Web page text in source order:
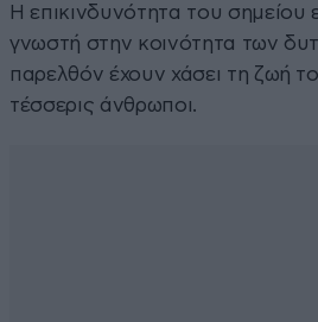
Η επικινδυνότητα του σημείου
γνωστή στην κοινότητα των
παρελθόν έχουν χάσει τη ζωή
τέσσερις άνθρωποι.